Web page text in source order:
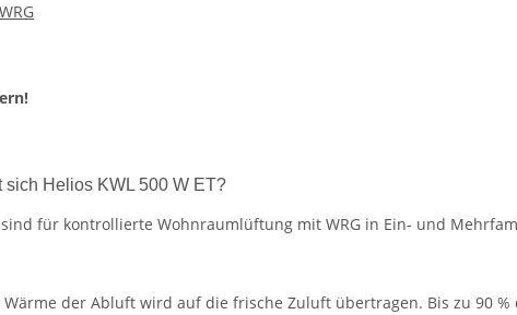
Helios KWL 500 W ET?
für kontrollierte Wohnraumlüftung mit WRG in Ein- und
der Abluft wird auf die frische Zuluft übertragen. Bis zu 90 %